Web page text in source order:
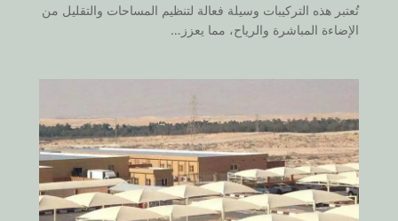
تُعتبر هذه التركيبات وسيلة فعالة لتنظيم المساحات والتقليل من
الإضاءة المباشرة والرياح، مما يعزز…